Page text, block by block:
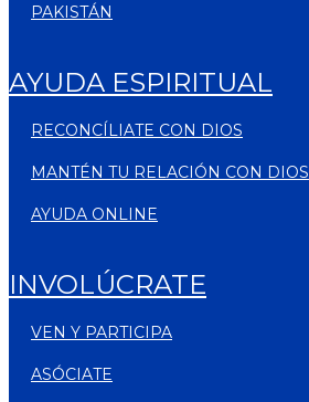
PAKISTÁN
AYUDA ESPIRITUAL
RECONCÍLIATE CON DIOS
MANTÉN TU RELACIÓN CON DIOS
AYUDA ONLINE
INVOLÚCRATE
VEN Y PARTICIPA
ASÓCIATE